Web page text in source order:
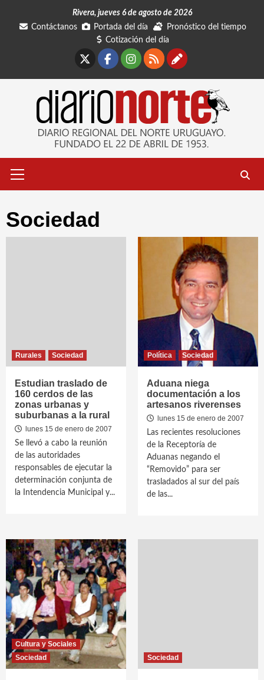
Rivera, jueves 6 de agosto de 2026
Contáctanos
Portada del día
Pronóstico del tiempo
Cotización del día
Facebook
Instagram
RSSContáctanos
primario
Sociedad
Rurales Sociedad
Estudian traslado de
160 cerdos de las
zonas urbanas y
suburbanas a la rural
lunes 15 de enero de 2007
Se llevó a cabo la reunión
de las autoridades
responsables de ejecutar la
determinación conjunta de
la Intendencia Municipal y...
Política Sociedad
Aduana niega
documentación a los
artesanos riverenses
lunes 15 de enero de 2007
Las recientes resoluciones
de la Receptoría de
Aduanas negando el
“Removido” para ser
trasladados al sur del país
de las...
Cultura y Sociales
Sociedad
Sociedad